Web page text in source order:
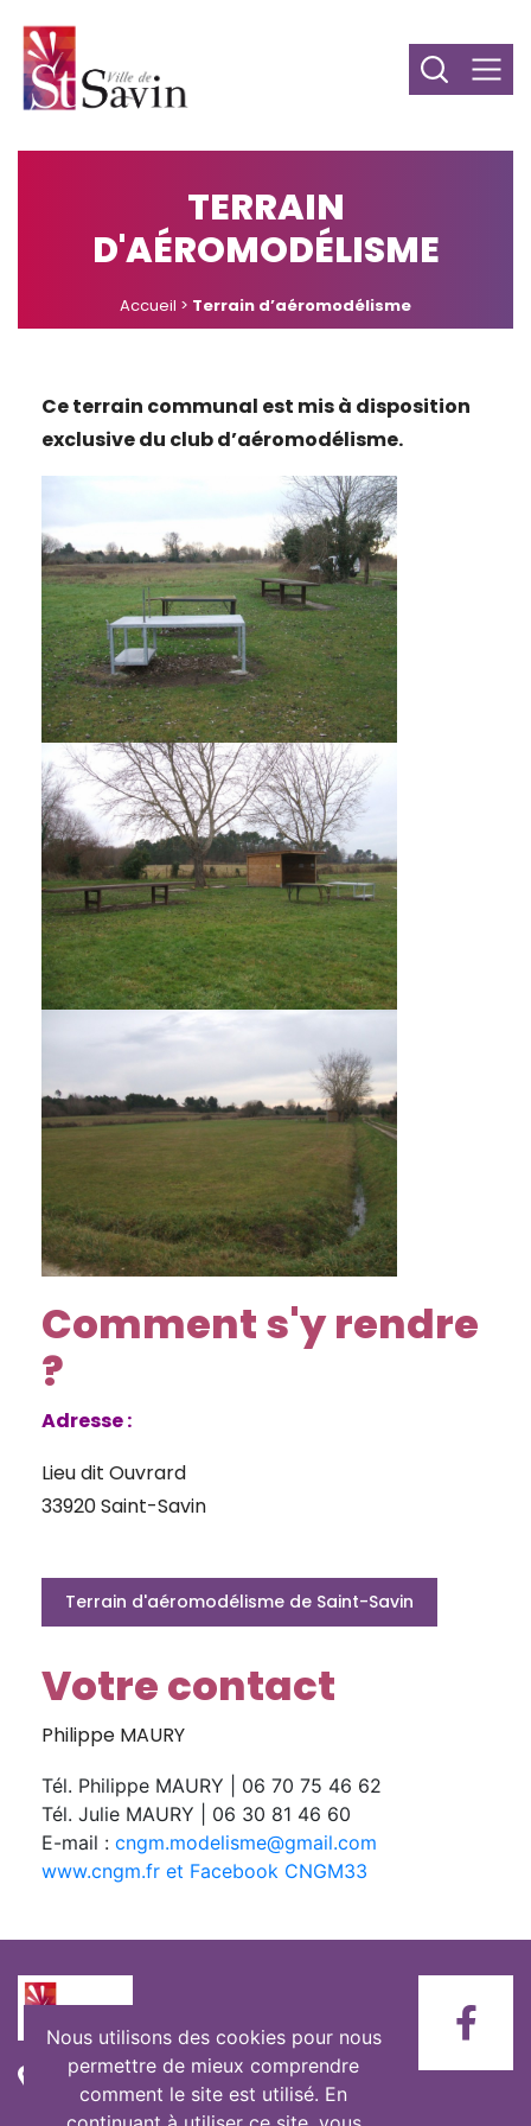
TERRAIN
D'AÉROMODÉLISME
Accueil > Terrain d’aéromodélisme
Ce terrain communal est mis à disposition
exclusive du club d’aéromodélisme.
Comment s'y rendre
?
Adresse :
Lieu dit Ouvrard
33920 Saint-Savin
Terrain d'aéromodélisme de Saint-Savin
Votre contact
Philippe MAURY
Tél. Philippe MAURY | 06 70 75 46 62
Tél. Julie MAURY | 06 30 81 46 60
E-mail : cngm.modelisme@gmail.com
www.cngm.fr et Facebook CNGM33
Mairie de Saint-Savin
1 place de la Mairie
Nous utilisons des cookies pour nous
permettre de mieux comprendre
comment le site est utilisé. En